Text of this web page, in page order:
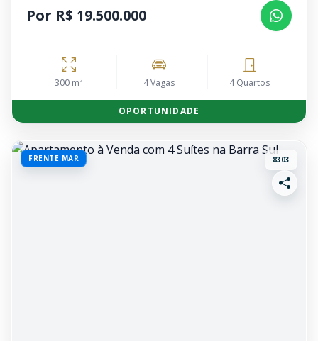
Por R$ 19.500.000
300 m² 4 Vagas 4 Quartos
OPORTUNIDADE
FRENTE MAR 8303